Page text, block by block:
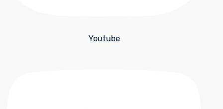
Youtube